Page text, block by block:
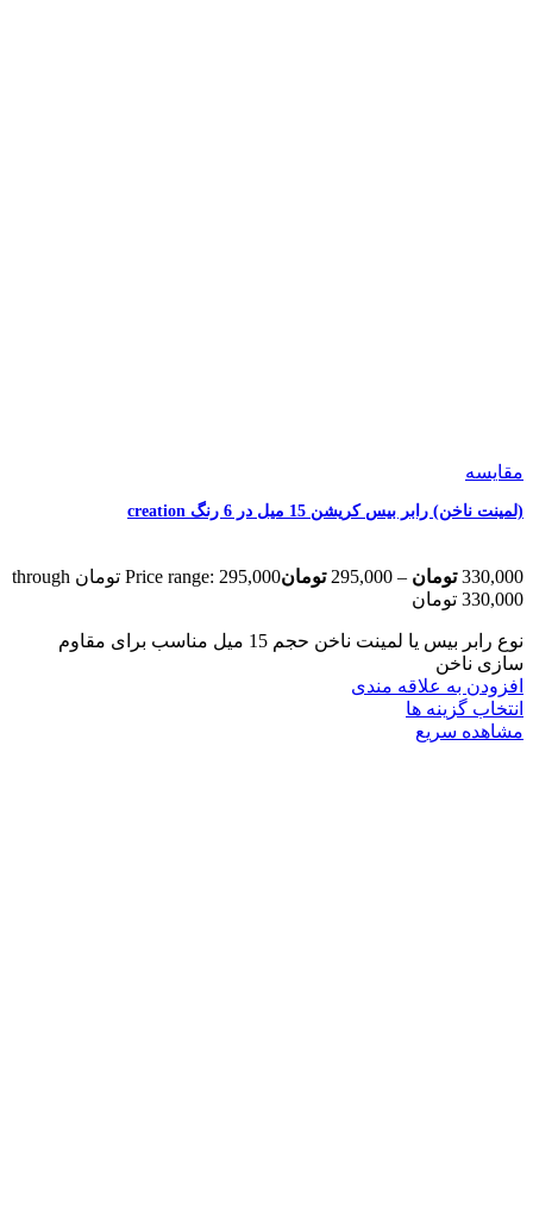
مقایسه
(لمینت ناخن) رابر بیس کریشن 15 میل در 6 رنگ creation
330,000 تومان –
295,000 تومان
Price range: 295,000 تومان through
330,000 تومان
نوع رابر بیس یا لمینت ناخن حجم 15 میل مناسب برای مقاوم
سازی ناخن
افزودن به علاقه مندی
انتخاب گزینه ها
مشاهده سریع